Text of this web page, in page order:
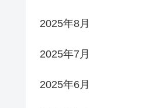
2025年8月
2025年7月
2025年6月